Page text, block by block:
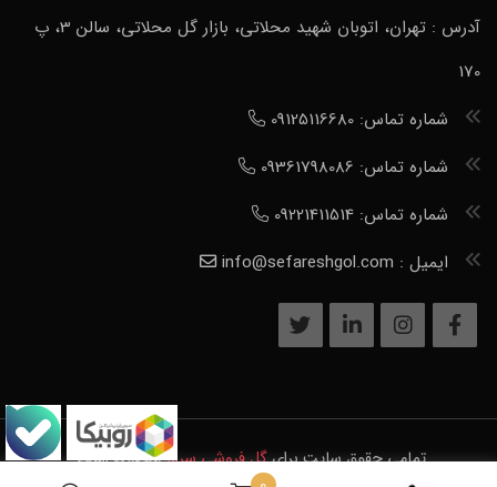
آدرس : تهران، اتوبان شهید محلاتی، بازار گل محلاتی، سالن 3، پ
170
شماره تماس: 09125116680
شماره تماس: 09361798086
شماره تماس: 09221411514
ایمیل : info@sefareshgol.com
تمامی حقوق سایت برایگل فروشی سرورمحفوظ است.